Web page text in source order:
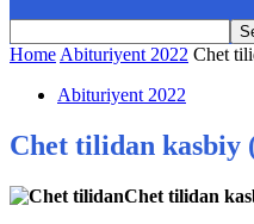
Home Abituriyent 2022 Chet
Abituriyent 2022
Chet tilidan
Chet tilidan